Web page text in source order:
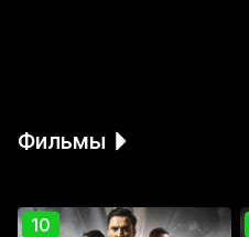
Фильмы
10